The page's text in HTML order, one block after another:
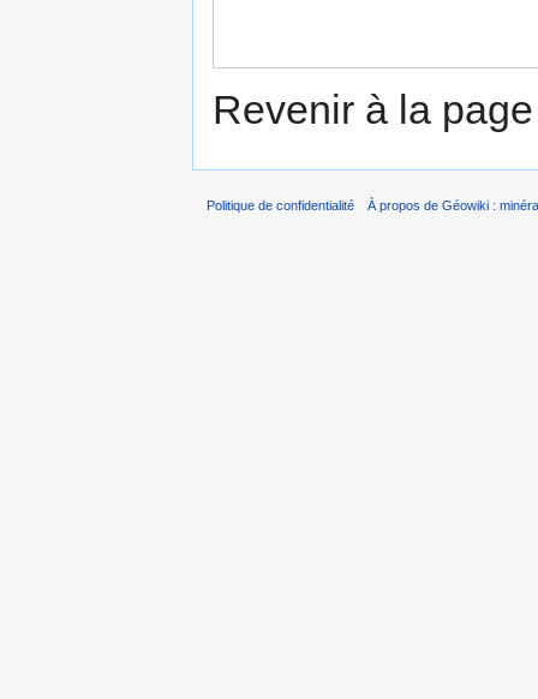
Revenir à la
Politique de confidentialité À propos de Géowiki :